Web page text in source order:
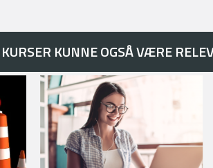
KUNNE OGSÅ VÆRE